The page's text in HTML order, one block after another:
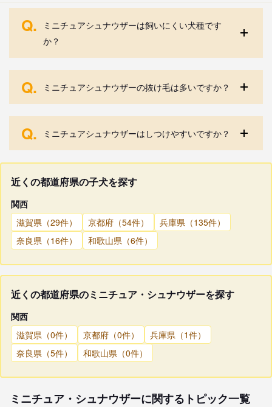
Q.
ミニチュアシュナウザーは飼いにくい犬種です
か？
Q. ミニチュアシュナウザーの抜け毛は多いですか？
Q. ミニチュアシュナウザーはしつけやすいですか？
近くの都道府県の子犬を探す
関西
滋賀県（29件）
京都府（54件）
兵庫県（135件）
奈良県（16件）
和歌山県（6件）
近くの都道府県のミニチュア・シュナウザーを探す
関西
滋賀県（0件）
京都府（0件）
兵庫県（1件）
奈良県（5件）
和歌山県（0件）
ミニチュア・シュナウザーに関するトピック一覧